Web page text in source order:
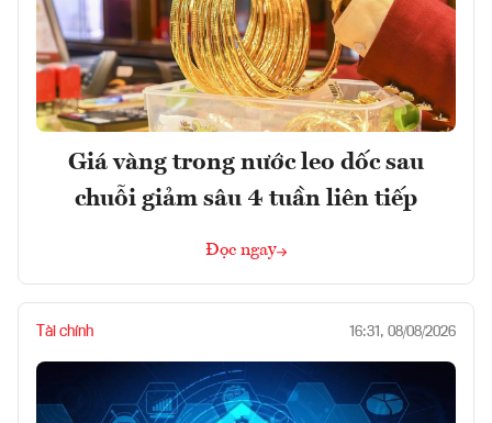
Giá vàng trong nước leo dốc sau
chuỗi giảm sâu 4 tuần liên tiếp
Đọc ngay
Tài chính 16:31, 08/08/2026